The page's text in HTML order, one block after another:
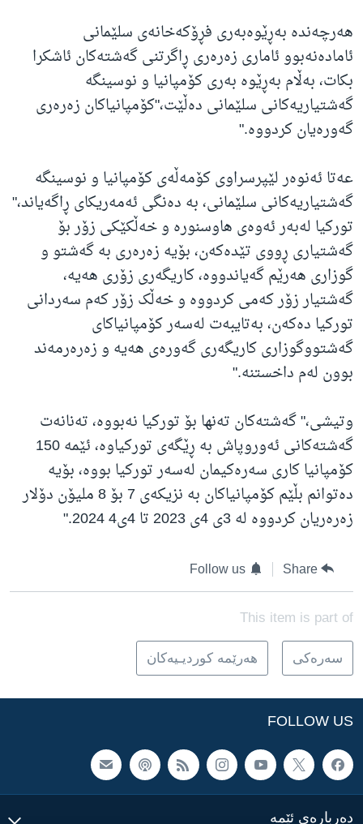
هەرچەندە بەڕێوەبەری فڕۆکەخانەی سلێمانی
ئامادەنەبوو ئاماری زەرەری ڕاگرتنی گەشتەکان ئاشکرا
بکات، بەڵام بەڕێوە بەری کۆمپانیا و نوسینگە
گەشتیاریەکانی سلێمانی دەڵێت،"کۆمپانیاکان زەرەری
گەورەیان کردووە."
عەتا ئەنوەر لێپرسراوی کۆمەڵەی کۆمپانیا و نوسینگە
گەشتیاریەکانی سلێمانی، بە دەنگی ئەمەریکای ڕاگەیاند،"
تورکیا لەبەر ئەوەی هاوسنورە و خەڵکێکی زۆر بۆ
گەشتیاری ڕووی تێدەکەن، بۆیە زەرەری بە گەشتو و
گوزاری هەرێم گەیاندووە، کاریگەری زۆری هەیە،
گەشتیار زۆر کەمی کردووە و خەڵک زۆر کەم سەردانی
تورکیا دەکەن، بەتایبەت لەسەر کۆمپانیاکای
گەشتووگوزاری کاریگەری گەورەی هەیە و زەرەرمەند
بوون لەم داخستنە."
وتیشی،" گەشتەکان تەنها بۆ تورکیا نەبووە، تەنانەت
گەشتەکانی ئەوروپاش بە ڕێگەی تورکیاوە، ئێمە 150
کۆمپانیا کاری سەرەکیمان لەسەر تورکیا بووە، بۆیە
دەتوانم بڵێم کۆمپانیاکان بە نزیکەی 7 بۆ 8 ملیۆن دۆلار
زەرەریان کردووە لە 3ی 4ی 2023 تا 4ی4 2024."
Share
Follow us
This item is part of
سه‌ره‌کی هه‌رێمه‌ کوردیـیه‌کان
FOLLOW US
ده‌رباره‌ی ئێمه‌